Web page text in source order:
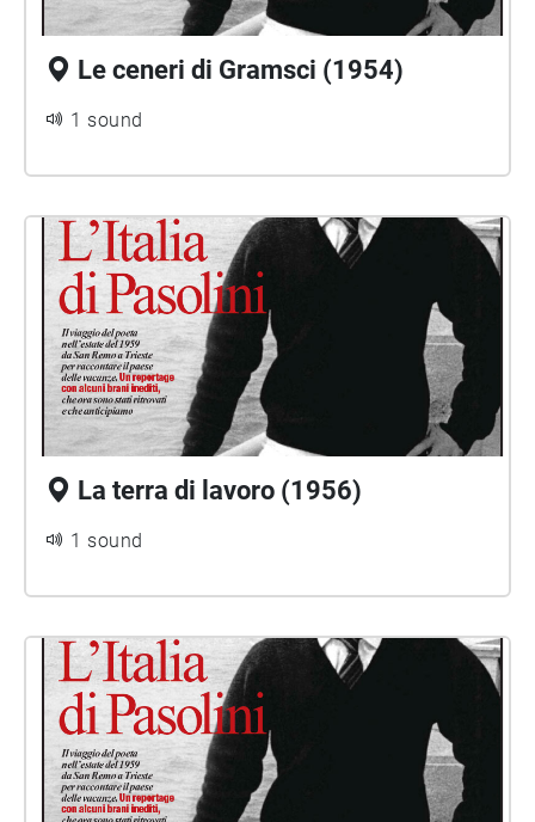
Le ceneri di Gramsci (1954)
1 sound
La terra di lavoro (1956)
1 sound